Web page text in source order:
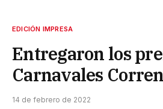
EDICIÓN IMPRESA
Entregaron los
Carnavales
14 de febrero de 2022